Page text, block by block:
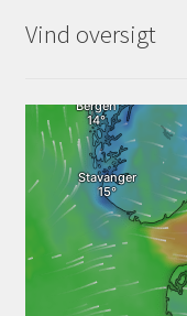
Vind oversigt